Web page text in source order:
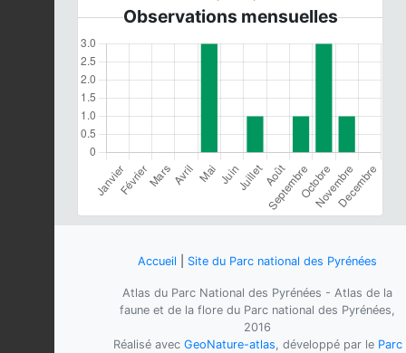
Observations mensuelles
Accueil Site du Parc national des Pyrénées
Atlas du Parc National des Pyrénées - Atlas de la
faune et de la flore du Parc national des Pyrénées,
2016
Réalisé avec GeoNature-atlas, développé par le Parc